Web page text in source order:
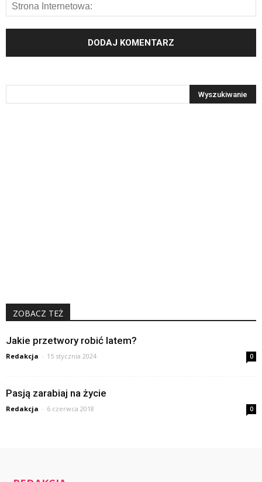
ZOBACZ TEŻ
Jakie przetwory robić latem?
Redakcja - 15 stycznia 2024 0
Pasją zarabiaj na życie
Redakcja - 6 czerwca 2018 0